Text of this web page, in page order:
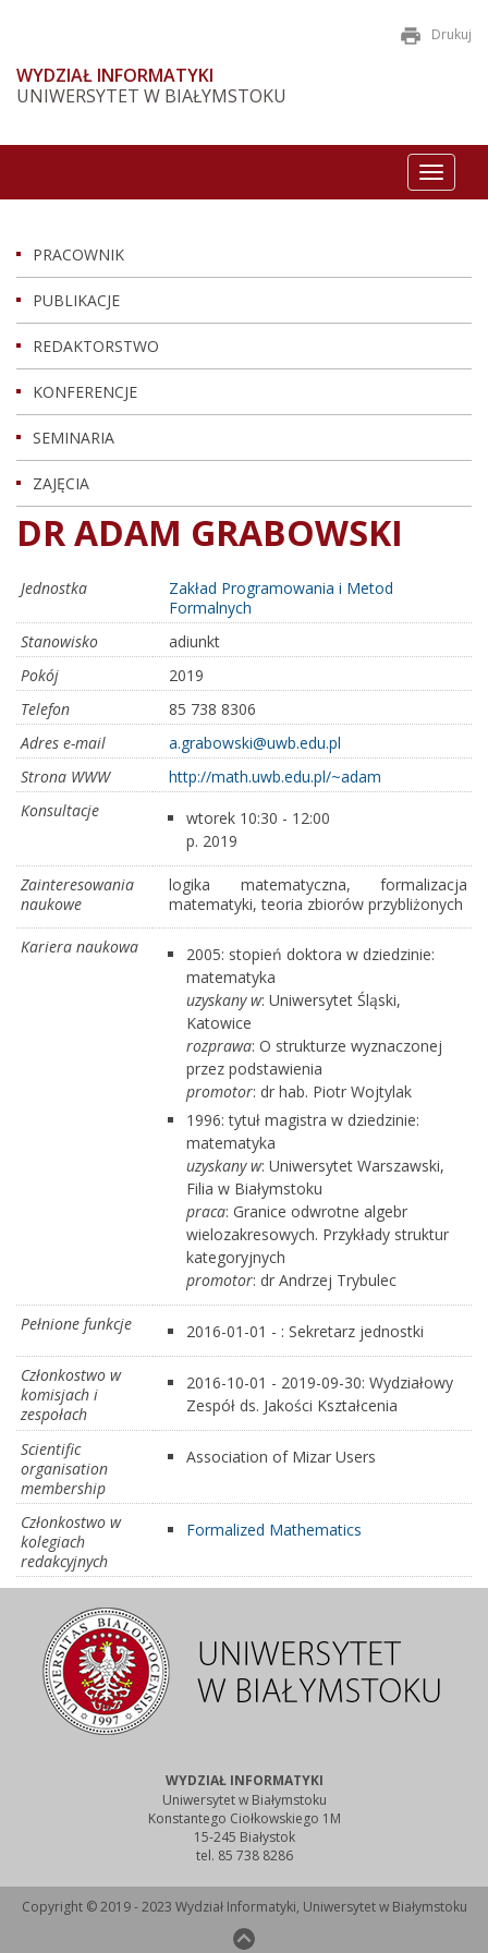
WYDZIAŁ INFORMATYKI
UNIWERSYTET W BIAŁYMSTOKU
Drukuj
Toggle
PRACOWNIK
PUBLIKACJE
REDAKTORSTWO
KONFERENCJE
SEMINARIA
ZAJĘCIA
DR ADAM GRABOWSKI
Jednostka
Zakład Programowania i Metod
Formalnych
Stanowisko
adiunkt
Pokój
2019
Telefon
85 738 8306
Adres e-mail
a.grabowski@uwb.edu.pl
Strona WWW
http://math.uwb.edu.pl/~adam
Konsultacje
wtorek 10:30 - 12:00
p. 2019
Zainteresowania
naukowe
logika matematyczna, formalizacja
matematyki, teoria zbiorów przybliżonych
Kariera naukowa
2005: stopień doktora w dziedzinie:
matematyka
uzyskany w: Uniwersytet Śląski,
Katowice
rozprawa: O strukturze wyznaczonej
przez podstawienia
promotor: dr hab. Piotr Wojtylak
1996: tytuł magistra w dziedzinie:
matematyka
uzyskany w: Uniwersytet Warszawski,
Filia w Białymstoku
praca: Granice odwrotne algebr
wielozakresowych. Przykłady struktur
kategoryjnych
promotor: dr Andrzej Trybulec
Pełnione funkcje 2016-01-01 - : Sekretarz jednostki
Członkostwo w
komisjach i
zespołach
2016-10-01 - 2019-09-30: Wydziałowy
Zespół ds. Jakości Kształcenia
Scientific
organisation
membership
Association of Mizar Users
Członkostwo w
kolegiach
redakcyjnych
Formalized Mathematics
WYDZIAŁ INFORMATYKI
Uniwersytet w Białymstoku
Konstantego Ciołkowskiego 1M
15-245 Białystok
tel. 85 738 8286
Copyright © 2019 - 2023 Wydział Informatyki, Uniwersytet w Białymstoku